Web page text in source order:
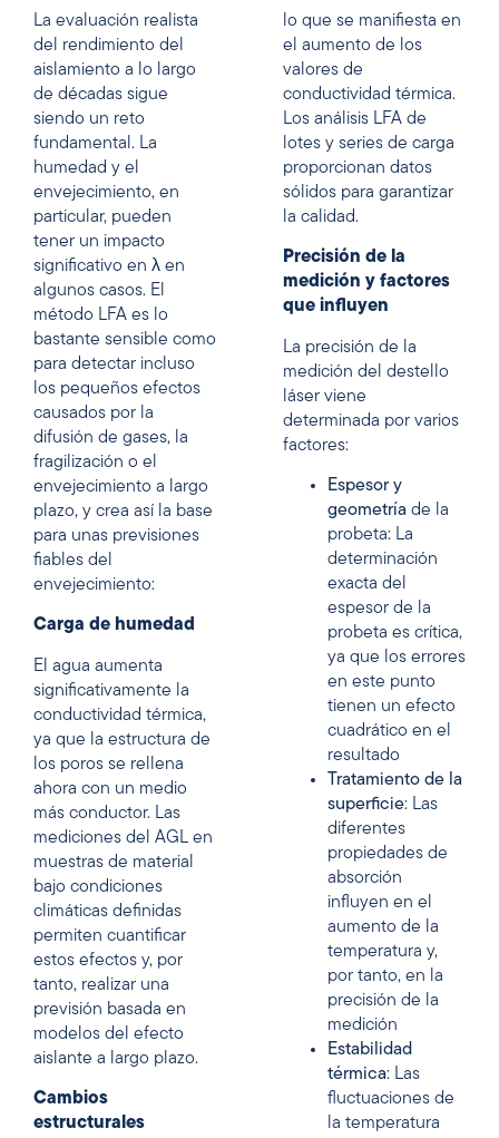
La evaluación realista
del rendimiento del
aislamiento a lo largo
de décadas sigue
siendo un reto
fundamental. La
humedad y el
envejecimiento, en
particular, pueden
tener un impacto
significativo en λ en
algunos casos. El
método LFA es lo
bastante sensible como
para detectar incluso
los pequeños efectos
causados por la
difusión de gases, la
fragilización o el
envejecimiento a largo
plazo, y crea así la base
para unas previsiones
fiables del
envejecimiento:
Carga de humedad
El agua aumenta
significativamente la
conductividad térmica,
ya que la estructura de
los poros se rellena
ahora con un medio
más conductor. Las
mediciones del AGL en
muestras de material
bajo condiciones
climáticas definidas
permiten cuantificar
estos efectos y, por
tanto, realizar una
previsión basada en
modelos del efecto
aislante a largo plazo.
Cambios
estructurales
lo que se manifiesta en
el aumento de los
valores de
conductividad térmica.
Los análisis LFA de
lotes y series de carga
proporcionan datos
sólidos para garantizar
la calidad.
Precisión de la
medición y factores
que influyen
La precisión de la
medición del destello
láser viene
determinada por varios
factores:
Espesor y
geometría de la
probeta: La
determinación
exacta del
espesor de la
probeta es crítica,
ya que los errores
en este punto
tienen un efecto
cuadrático en el
resultado
Tratamiento de la
superficie: Las
diferentes
propiedades de
absorción
influyen en el
aumento de la
temperatura y,
por tanto, en la
precisión de la
medición
Estabilidad
térmica: Las
fluctuaciones de
la temperatura